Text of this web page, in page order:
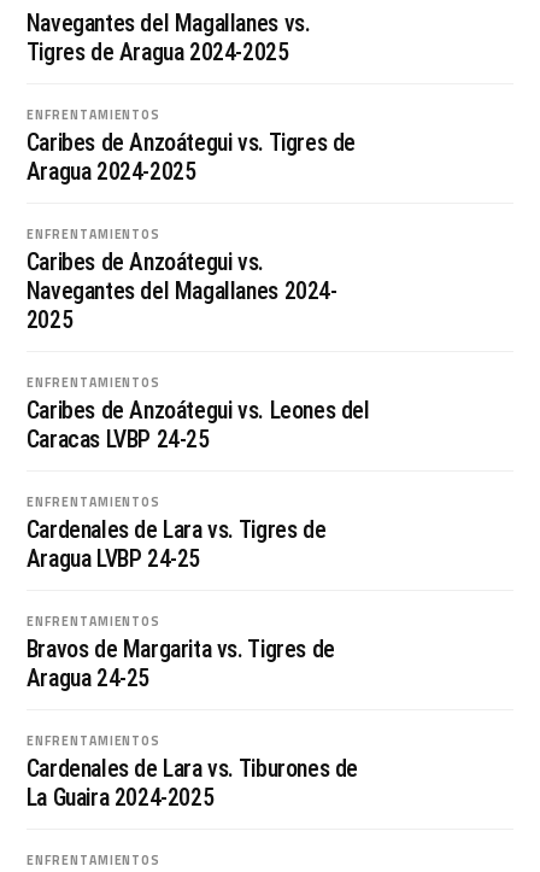
Navegantes del Magallanes vs.
Tigres de Aragua 2024-2025
ENFRENTAMIENTOS
Caribes de Anzoátegui vs. Tigres de
Aragua 2024-2025
ENFRENTAMIENTOS
Caribes de Anzoátegui vs.
Navegantes del Magallanes 2024-
2025
ENFRENTAMIENTOS
Caribes de Anzoátegui vs. Leones del
Caracas LVBP 24-25
ENFRENTAMIENTOS
Cardenales de Lara vs. Tigres de
Aragua LVBP 24-25
ENFRENTAMIENTOS
Bravos de Margarita vs. Tigres de
Aragua 24-25
ENFRENTAMIENTOS
Cardenales de Lara vs. Tiburones de
La Guaira 2024-2025
ENFRENTAMIENTOS